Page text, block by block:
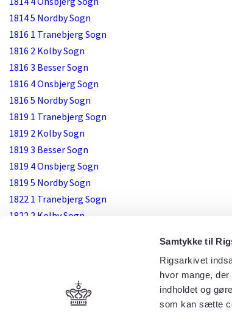
Samtykke til
Rigsarkivet
hvor mange,
indholdet og
som kan sætte
1814 5 Nordby Sogn
1816 1 Tranebjerg Sogn
1816 2 Kolby Sogn
1816 3 Besser Sogn
1816 4 Onsbjerg Sogn
1816 5 Nordby Sogn
1819 1 Tranebjerg Sogn
1819 2 Kolby Sogn
1819 3 Besser Sogn
1819 4 Onsbjerg Sogn
1819 5 Nordby Sogn
1822 1 Tranebjerg Sogn
1822 2 Kolby Sogn
1825 1 Tranebjerg Sogn
1825 2 Kolby Sogn